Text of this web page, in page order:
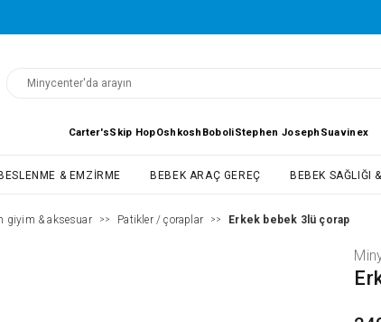
Carter'sSkip HopOshkosh BoboliStephen Joseph Suavinex
& EMZIRME BEBEK ARAÇ GEREÇ BEBEK SAĞLIĞI
giyim & aksesuar >> Patikler / çoraplar >> Erkek bebek 3lü çorap